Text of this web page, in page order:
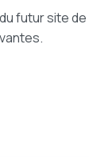
futur site